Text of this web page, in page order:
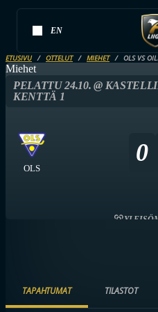
EN
ETUSIVU OTTELUT MIEHET OLS VS
Miehet
PELATTU 24.10. @
KENTTÄ 1
OLS
0
TAPAHTUMAT TILASTOT